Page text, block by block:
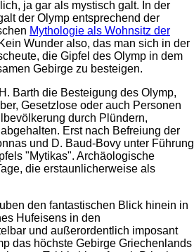
ja gar als mystisch galt. In der
der Olymp entsprechend der
Mythologie als Wohnsitz der
Wunder also, das man sich in der
die Gipfel des Olymp in dem
Gebirge zu besteigen.
Barth die Besteigung des Olymp,
Gesetzlose oder auch Personen
durch Plündern,
Erst nach Befreiung der
und D. Baud-Bovy unter Führung
"Mytikas". Archäologische
die erstaunlicherweise als
den fantastischen Blick hinein in
Hufeisens in den
und außerordentlich imposant
das höchste Gebirge Griechenlands